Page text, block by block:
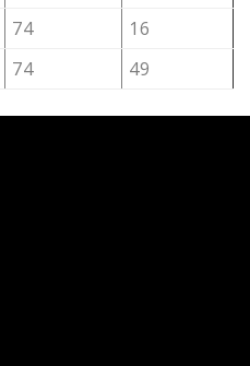
74
16
74 49